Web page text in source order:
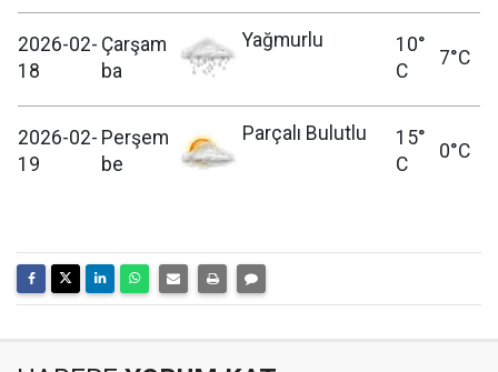
2026-02-
18
Çarşam
ba
Yağmurlu
10°
C
7°C
2026-02-
19
Perşem
be
Parçalı Bulutlu
15°
C
0°C